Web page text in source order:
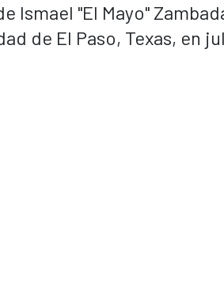
Ismael "El Mayo"
de El Paso, Texas, en